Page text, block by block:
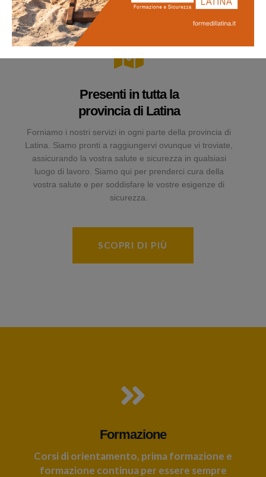
benessere generale.
Presenti in tutta la
provincia di Latina
Forniamo i nostri servizi in ogni parte della provincia di
Latina. Siamo pronti a raggiungervi ovunque vi troviate,
assicurando la vostra salute e sicurezza in qualsiasi
luogo di lavoro. Siamo qui per prenderci cura della
vostra salute e per soddisfare le vostre esigenze di
sicurezza.
SCOPRI DI PIÙ
Formazione
Corsi di orientamento, prima formazione e
formazione continua per essere sempre